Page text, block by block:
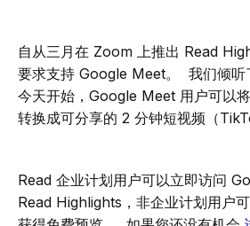
自从三月在 Zoom 上推出 Read
要求支持 Google Meet。 我们倾听
今天开始，Google Meet 用户可以
转换成可分享的 2 分钟短视频（
Read 企业计划用户可以立即访问
Read Highlights，非企业计划用户